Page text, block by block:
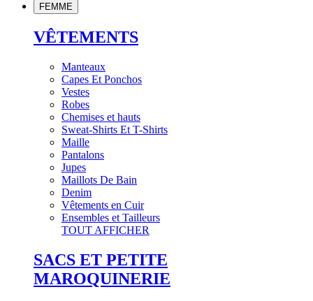
FEMME
VÊTEMENTS
Manteaux
Capes Et Ponchos
Vestes
Robes
Chemises et hauts
Sweat-Shirts Et T-Shirts
Maille
Pantalons
Jupes
Maillots De Bain
Denim
Vêtements en Cuir
Ensembles et Tailleurs
TOUT AFFICHER
SACS ET PETITE
MAROQUINERIE